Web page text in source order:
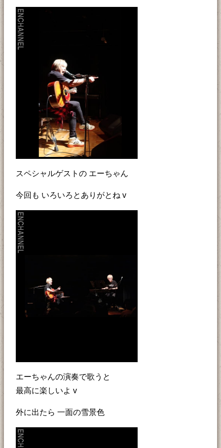
スペシャルゲストの エーちゃん
今回も いろいろとありがとね v
エーちゃんの演奏で歌うと
最高に楽しいよ v
外に出たら 一面の雪景色